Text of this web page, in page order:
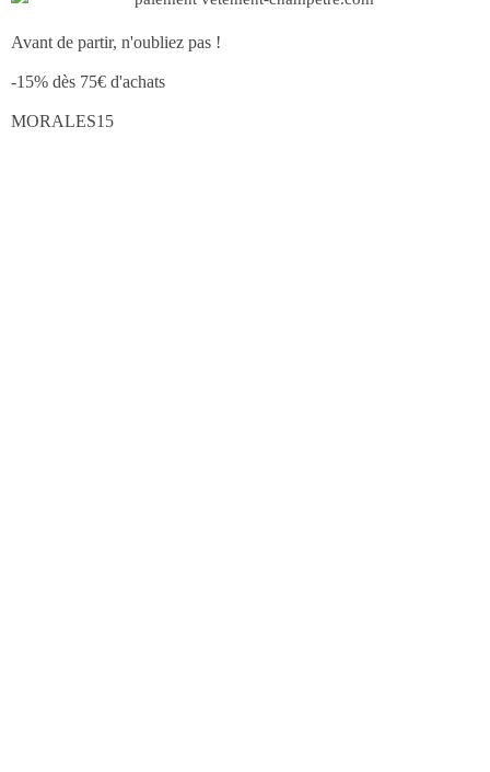
Avant de partir, n'oubliez pas !
-15% dès 75€ d'achats
MORALES15